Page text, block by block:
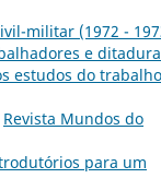
militar (1972 -
e ditadura
estudos do trabalho
Revista Mundos do
para um